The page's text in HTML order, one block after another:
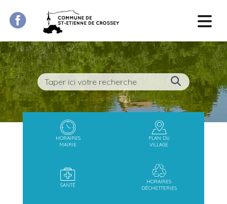
HORAIRES
MAIRIE
PLAN DU
VILLAGE
SANTÉ
HORAIRES
DÉCHETTERIES